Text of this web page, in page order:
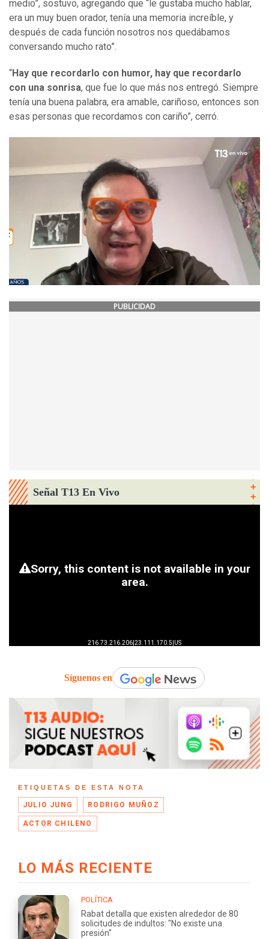
medio”, sostuvo, agregando que “le gustaba mucho hablar,
era un muy buen orador, tenía una memoria increíble, y
después de cada función nosotros nos quedábamos
conversando mucho rato”.
“Hay que recordarlo con humor, hay que recordarlo
con una sonrisa, que fue lo que más nos entregó. Siempre
tenía una buena palabra, era amable, cariñoso, entonces son
esas personas que recordamos con cariño”, cerró.
PUBLICIDAD
Señal T13 En Vivo
Síguenos en
ETIQUETAS DE ESTA NOTA
JULIO JUNG RODRIGO MUÑOZ
ACTOR CHILENO
LO MÁS RECIENTE
POLÍTICA
Rabat detalla que existen alrededor de 80
solicitudes de indultos: "No existe una
presión"